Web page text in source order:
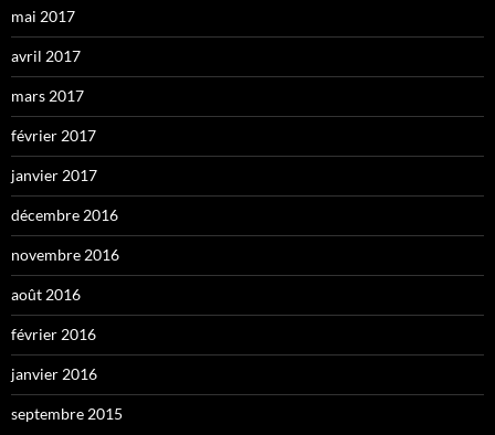
mai 2017
avril 2017
mars 2017
février 2017
janvier 2017
décembre 2016
novembre 2016
août 2016
février 2016
janvier 2016
septembre 2015